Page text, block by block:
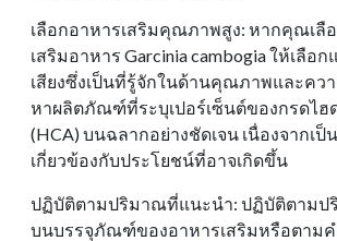
เลือกอาหารเสริมคุณภาพสูง: หากคุณเ
เสริมอาหาร Garcinia cambogia ให้เลือ
เสียงซึ่งเป็นที่รู้จักในด้านคุณภาพและคว
หาผลิตภัณฑ์ที่ระบุเปอร์เซ็นต์ของกรดไฮ
(HCA) บนฉลากอย่างชัดเจน เนื่องจากเ
เกี่ยวข้องกับประโยชน์ที่อาจเกิดขึ้น
ปฏิบัติตามปริมาณที่แนะนํา: ปฏิบัติตาม
บนบรรจุภัณฑ์ของอาหารเสริมหรือตาม